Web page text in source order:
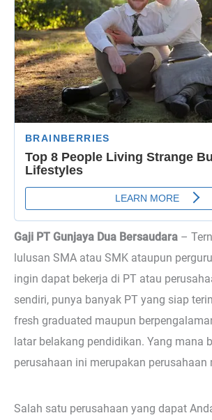
Gaji PT Gunjaya Dua Bersaudara –
lulusan SMA atau SMK ataupun
ingin dapat bekerja di PT atau
sendiri, punya banyak PT yang siap
fresh graduated maupun
latar belakang pendidikan. Yang mana
perusahaan ini merupakan
Salah satu perusahaan yang dapat